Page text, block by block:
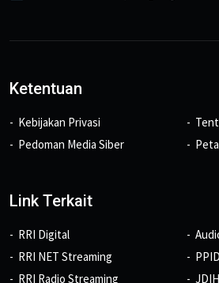
Ketentuan
Kebijakan Privasi
Pedoman Media Siber
Link Terkait
RRI Digital
RRI NET Streaming
RRI Radio Streaming